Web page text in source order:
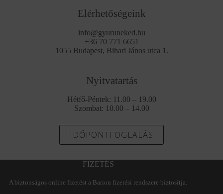
Elérhetőségeink
info@gyuruneked.hu
+36 70 771 6651
1055 Budapest, Bihari János utca 1.
Nyitvatartás
Hétfő-Péntek: 11.00 – 19.00
Szombat: 10.00 – 14.00
IDŐPONTFOGLALÁS
FIZETÉS
A biztonságos online fizetést a Barion fizetési rendszere biztosítja.